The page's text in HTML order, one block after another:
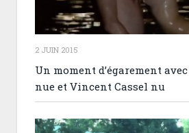
2 JUIN 2015
Un moment d’égarement
nue et Vincent Cassel nu